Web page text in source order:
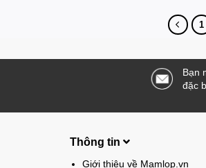
1
Bạn
đặc
Thông tin
Giới thiệu về Mamlop.vn